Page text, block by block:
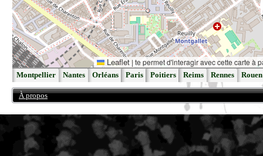
Leaflet | te permet d'interagir avec cette carte à
Montpellier Nantes Orléans Paris Poitiers Reims Rennes Rouen
À propos